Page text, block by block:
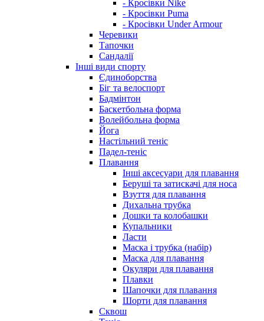
- Кросівки Nike
- Кросівки Puma
- Кросівки Under Armour
Черевики
Тапочки
Сандалії
Інші види спорту
Єдиноборства
Біг та велоспорт
Бадмінтон
Баскетбольна форма
Волейбольна форма
Йога
Настільний теніс
Падел-теніс
Плавання
Інші аксесуари для плавання
Беруші та затискачі для носа
Взуття для плавання
Дихальна трубка
Дошки та колобашки
Купальники
Ласти
Маска і трубка (набір)
Маска для плавання
Окуляри для плавання
Плавки
Шапочки для плавання
Шорти для плавання
Сквош